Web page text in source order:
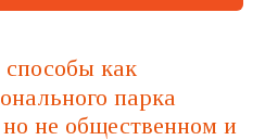
как
парка
не общественном и